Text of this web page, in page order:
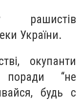
рашистів
України.
окупанти
“не
будь с